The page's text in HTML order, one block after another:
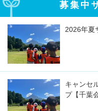
募集中
2026年夏
キャンセ
プ【千葉